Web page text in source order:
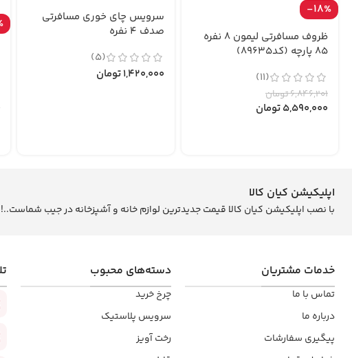
-18%
ظروف مسافرتی لیمون 8 نفره
85 پارچه (کد89635)
(11)
6,846,201تومان
5,590,000تومان
سرویس چای خوری مسافرتی
صدف 4 نفره
(5)
1,420,000تومان
اپلیکیشن کیان کالا
با نصب اپلیکیشن کیان کالا قیمت جدیدترین لوازم خانه و آشپزخانه در جیب شماست..!
خدمات مشتریان
تماس با ما
درباره ما
پیگیری سفارشات
دسته‌های محبوب
چرخ خرید
سرویس پلاستیک
رخت آویز